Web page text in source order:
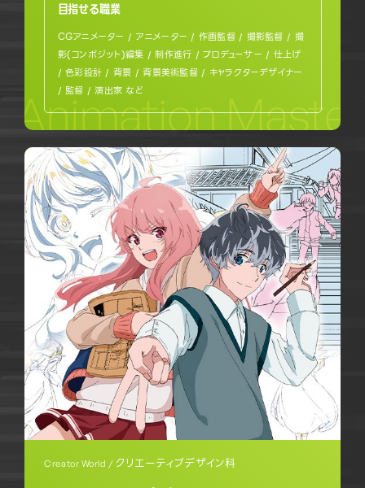
目指せる職業
CGアニメーター / アニメーター / 作画監督 / 撮影監督 / 撮
影(コンポジット)編集 / 制作進行 / プロデューサー / 仕上げ
/ 色彩設計 / 背景 / 背景美術監督 / キャラクターデザイナー
/ 監督 / 演出家 など
Animation Master
Creator World / クリエーティブデザイン科